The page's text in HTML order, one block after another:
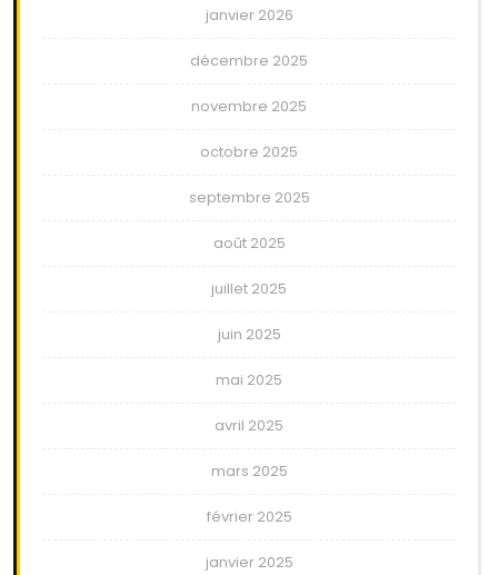
janvier 2026
décembre 2025
novembre 2025
octobre 2025
septembre 2025
août 2025
juillet 2025
juin 2025
mai 2025
avril 2025
mars 2025
février 2025
janvier 2025